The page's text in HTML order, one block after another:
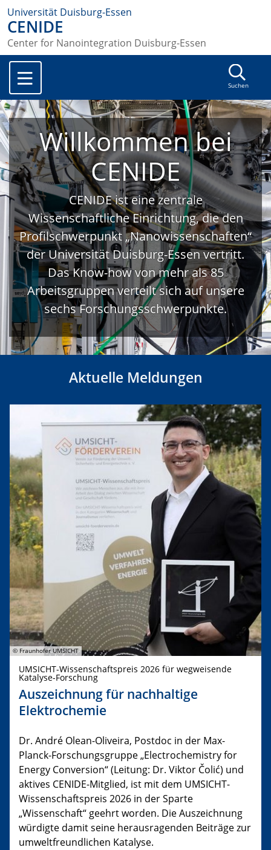
Universität Duisburg-Essen
CENIDE
Center for Nanointegration Duisburg-Essen
Suchen
Willkommen bei
CENIDE
CENIDE ist eine zentrale
Wissenschaftliche Einrichtung, die den
Profilschwerpunkt „Nanowissenschaften“
der Universität Duisburg-Essen vertritt.
Das Know-how von mehr als 85
Arbeitsgruppen verteilt sich auf unsere
sechs Forschungsschwerpunkte.
Aktuelle Meldungen
© Fraunhofer UMSICHT
UMSICHT-Wissenschaftspreis 2026 für wegweisende
Katalyse-Forschung
Auszeichnung für nachhaltige
Elektrochemie
Dr. André Olean-Oliveira, Postdoc in der Max-
Planck-Forschungsgruppe „Electrochemistry for
Energy Conversion“ (Leitung: Dr. Viktor Čolić) und
aktives CENIDE-Mitglied, ist mit dem UMSICHT-
Wissenschaftspreis 2026 in der Sparte
„Wissenschaft“ geehrt worden. Die Auszeichnung
würdigte damit seine herausragenden Beiträge zur
umweltfreundlichen Katalyse.